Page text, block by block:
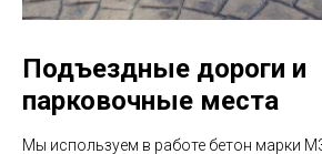
Подъездные дороги и
парковочные места
Мы используем в работе бетон марки